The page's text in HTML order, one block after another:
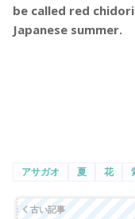
be called red
Japanese summer.
アサガオ 夏 花
古い記事